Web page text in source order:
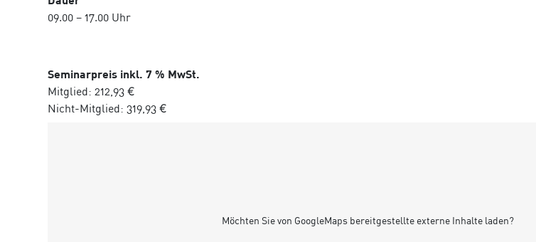
09.00 – 17.00 Uhr
Seminarpreis inkl. 7 % MwSt.
Mitglied: 212,93 €
Nicht-Mitglied: 319,93 €
Möchten Sie von GoogleMapsbereitgestellte externe Inhalte laden?